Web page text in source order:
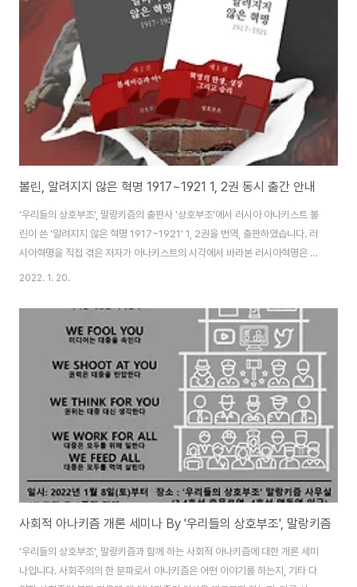
갈 수록 알을 품은 기둥은 커지고 석제 관문은 상대적으로 작아지게 하는 착시
는 방문자의 마음을 뒤흔들어 놓는다. '우리들의 상호부조', 말랑키즘은 서울대
학교 아나키..
볼린, 알려지지 않은 혁명 1917~1921 1, 2권 동시 출간 안내
'우리들의 상호부조', 말랑키즘의 출판사 '상호부조'에서 러시아 아나키스트 볼
린이 쓴 '알려지지 않은 혁명 1917~1921' 1, 2권을 번역, 출판하였습니다. 러
시아혁명을 직접 겪은 저자가 아나키스트의 시각에서 바라본 러시아혁명은 어
떤 것이었는지, 아나키스트는 러시아혁명에 관해 어떻게 접근할 수 있고 또 무
명 1917~1921은 총 3권으로 이루어진 서적으로, 3권은 2022년 봄 추가로
출판될 예정입니다. 아울러 '상호부조'의 모든 출판 서적은 교보문고를 통해 인
터넷으로 구매가 가능하오니 아래 링크를 통해 구매하여 주시기 바랍니다. '알
려지지 않은 혁명 1권 : 혁명의 탄생, 성장, 그리고 승리' 구매 링크 : http:/..
2022. 1. 20.
사회적 아나키즘 개론 세미나 By '우리들의 상호부조', 말랑키즘
'우리들의 상호부조', 말랑키즘과 함께 하는 사회적 아나키즘에 대한 개론 세미
나입니다. 사회주의의 한 분파로서 아나키즘은 어떤 이야기를 하는지, 기타 다